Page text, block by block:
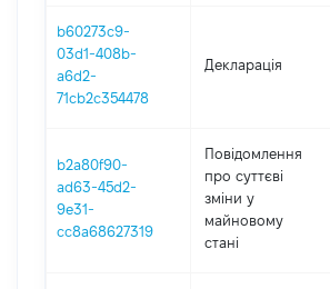
b60273c9-
03d1-408b-
a6d2-
71cb2c354478
Декларація
b2a80f90-
ad63-45d2-
9e31-
cc8a68627319
Повідомлення
про суттєві
зміни y
майновому
стані